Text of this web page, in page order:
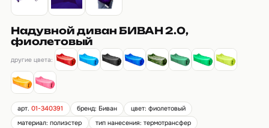
Надувной диван БИВАН 2.0,
фиолетовый
другие цвета:
арт.01-340391 бренд: Биван
цвет: фиолетовый
материал: полиэстер
тип нанесения: термотрансфер